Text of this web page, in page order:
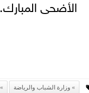
الأضحى المبارك.
وزارة الشباب والرياضة